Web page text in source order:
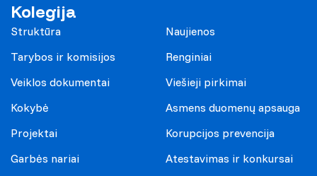
Kolegija
Struktūra
Tarybos ir komisijos
Veiklos dokumentai
Kokybė
Projektai
Garbės nariai
Naujienos
Renginiai
Viešieji pirkimai
Asmens duomenų apsauga
Korupcijos prevencija
Atestavimas ir konkursai